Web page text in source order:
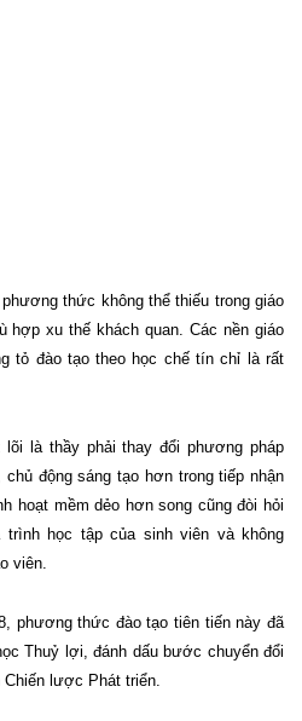
thức không thể thiếu trong giáo
hợp xu thế khách quan. Các nền giáo
tỏ đào tạo theo học chế tín chỉ là rất
là thầy phải thay đổi phương pháp
động sáng tạo hơn trong tiếp nhận
hoạt mềm dẻo hơn song cũng đòi hỏi
học tập của sinh viên và không
viên.
phương thức đào tạo tiên tiến này đã
Thuỷ lợi, đánh dấu bước chuyển đổi
lược Phát triển.